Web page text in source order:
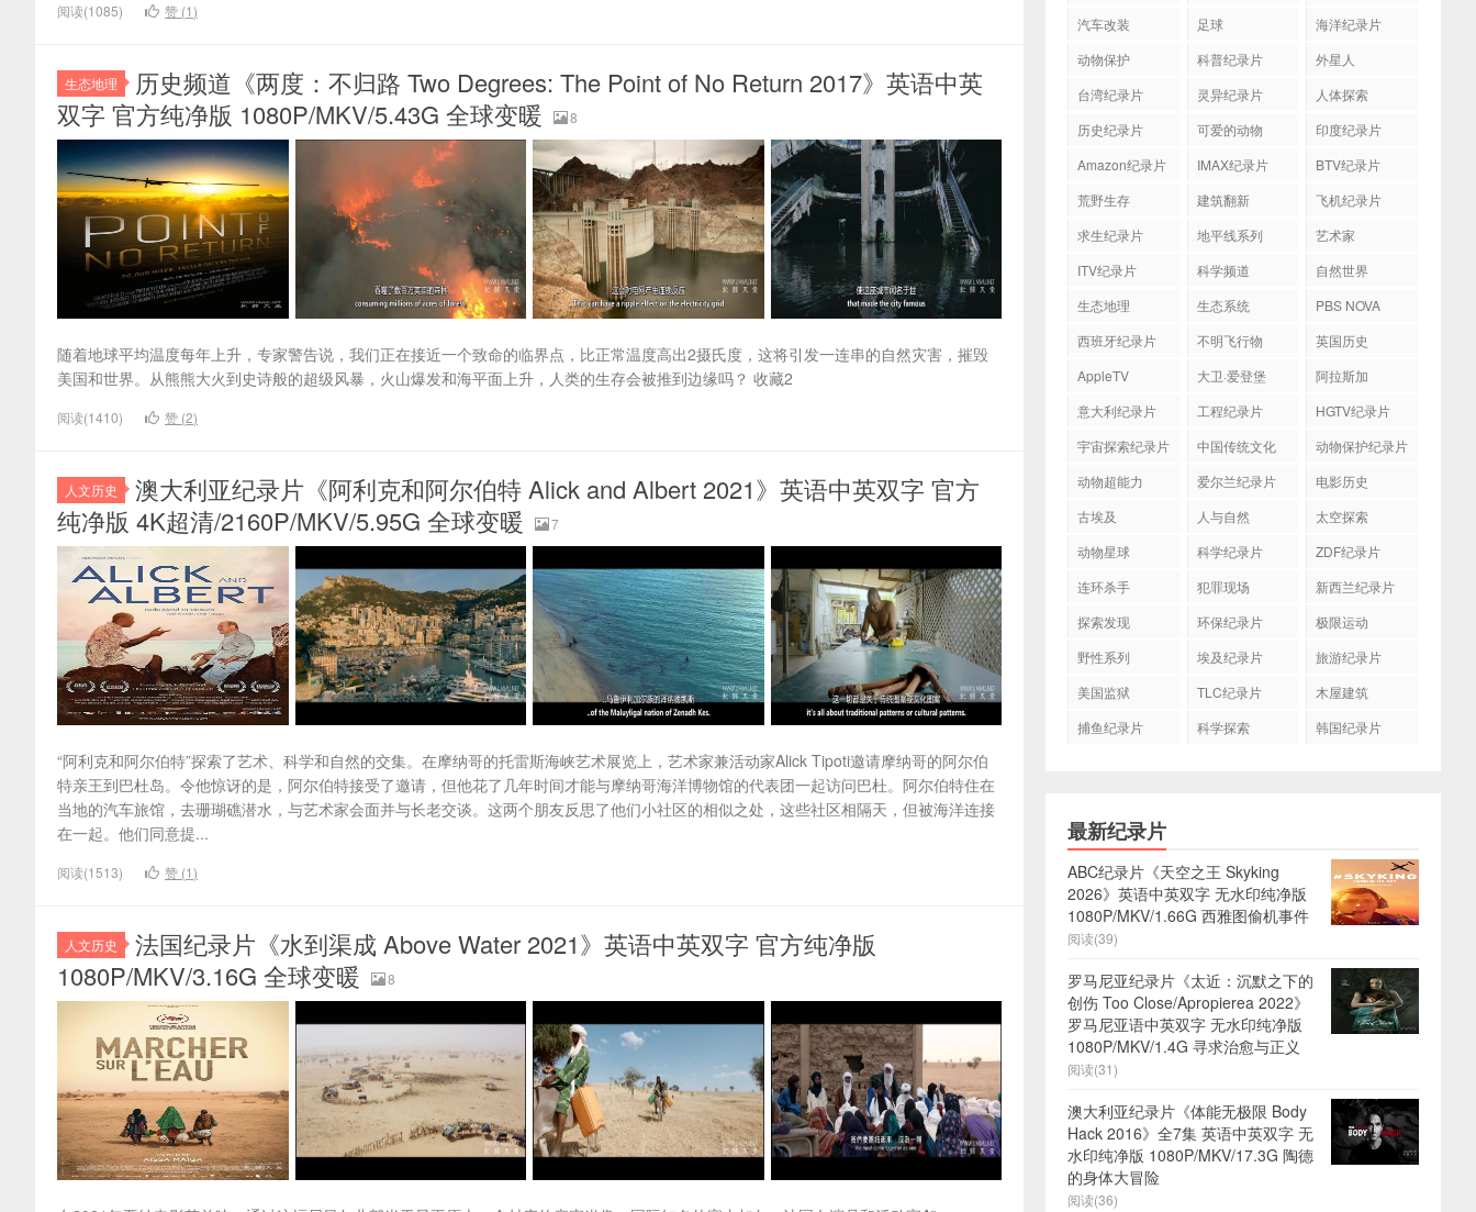
阅读(1085) 赞 (1)
生态地理
历史频道《两度：不归路 Two Degrees: The Point of No Return 2017》英语中英
双字 官方纯净版 1080P/MKV/5.43G 全球变暖
8
随着地球平均温度每年上升，专家警告说，我们正在接近一个致命的临界点，比正常温度高出2摄氏度，这将引发一连串的自然灾害，摧毁
美国和世界。从熊熊大火到史诗般的超级风暴，火山爆发和海平面上升，人类的生存会被推到边缘吗？ 收藏2
阅读(1410) 赞 (2)
人文历史
澳大利亚纪录片《阿利克和阿尔伯特 Alick and Albert 2021》英语中英双字 官方
纯净版 4K超清/2160P/MKV/5.95G 全球变暖
7
“阿利克和阿尔伯特”探索了艺术、科学和自然的交集。在摩纳哥的托雷斯海峡艺术展览上，艺术家兼活动家Alick Tipoti邀请摩纳哥的阿尔伯
特亲王到巴杜岛。令他惊讶的是，阿尔伯特接受了邀请，但他花了几年时间才能与摩纳哥海洋博物馆的代表团一起访问巴杜。阿尔伯特住在
当地的汽车旅馆，去珊瑚礁潜水，与艺术家会面并与长老交谈。这两个朋友反思了他们小社区的相似之处，这些社区相隔天，但被海洋连接
在一起。他们同意提...
阅读(1513) 赞 (1)
人文历史
法国纪录片《水到渠成 Above Water 2021》英语中英双字 官方纯净版
1080P/MKV/3.16G 全球变暖
8
汽车改装
足球
海洋纪录片
动物保护
科普纪录片
外星人
台湾纪录片
灵异纪录片
人体探索
历史纪录片
可爱的动物
印度纪录片
Amazon纪录片
IMAX纪录片
BTV纪录片
荒野生存
建筑翻新
飞机纪录片
求生纪录片
地平线系列
艺术家
ITV纪录片
科学频道
自然世界
生态地理
生态系统
PBS NOVA
西班牙纪录片
不明飞行物
英国历史
AppleTV
大卫·爱登堡
阿拉斯加
意大利纪录片
工程纪录片
HGTV纪录片
宇宙探索纪录片
中国传统文化
动物保护纪录片
动物超能力
爱尔兰纪录片
电影历史
古埃及
人与自然
太空探索
动物星球
科学纪录片
ZDF纪录片
连环杀手
犯罪现场
新西兰纪录片
探索发现
环保纪录片
极限运动
野性系列
埃及纪录片
旅游纪录片
美国监狱
TLC纪录片
木屋建筑
捕鱼纪录片
科学探索 韩国纪录片
最新纪录片
ABC纪录片《天空之王 Skyking
2026》英语中英双字 无水印纯净版
1080P/MKV/1.66G 西雅图偷机事件
阅读(39)
罗马尼亚纪录片《太近：沉默之下的
创伤 Too Close/Apropierea 2022》
罗马尼亚语中英双字 无水印纯净版
1080P/MKV/1.4G 寻求治愈与正义
阅读(31)
澳大利亚纪录片《体能无极限 Body
Hack 2016》全7集 英语中英双字 无
水印纯净版 1080P/MKV/17.3G 陶德
的身体大冒险
阅读(36)